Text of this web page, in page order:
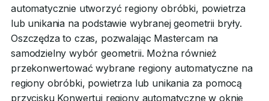
automatycznie utworzyć regiony obróbki, powietrza
lub unikania na podstawie wybranej geometrii bryły.
Oszczędza to czas, pozwalając Mastercam na
samodzielny wybór geometrii. Można również
przekonwertować wybrane regiony automatyczne na
regiony obróbki, powietrza lub unikania za pomocą
przycisku Konwertuj regiony automatyczne w oknie